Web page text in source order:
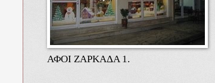
ΑΦΟΙ ΖΑΡΚΑΔΑ 1.